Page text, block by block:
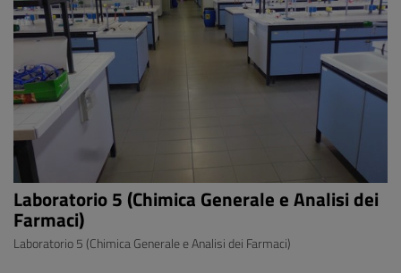
Laboratorio 5 (Chimica Generale e Analisi dei
Farmaci)
Laboratorio 5 (Chimica Generale e Analisi dei Farmaci)